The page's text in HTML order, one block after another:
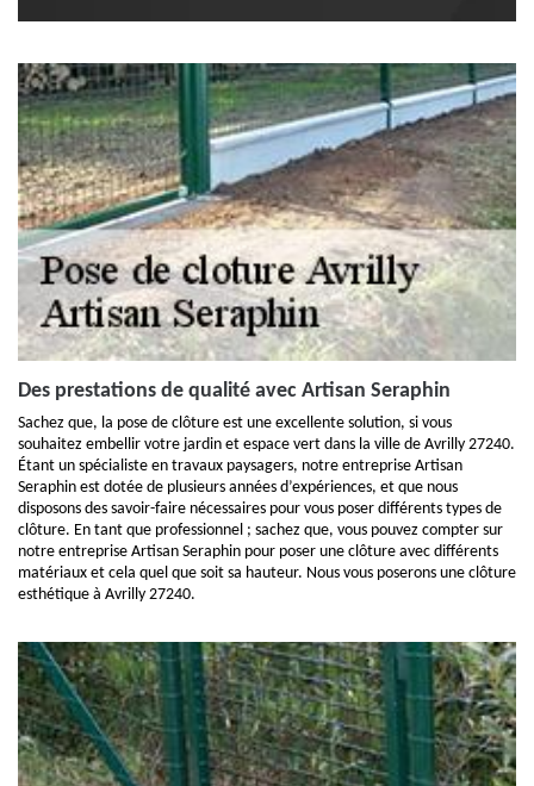
Des prestations de qualité avec Artisan Seraphin
Sachez que, la pose de clôture est une excellente solution, si vous
souhaitez embellir votre jardin et espace vert dans la ville de Avrilly 27240.
Étant un spécialiste en travaux paysagers, notre entreprise Artisan
Seraphin est dotée de plusieurs années d’expériences, et que nous
disposons des savoir-faire nécessaires pour vous poser différents types de
clôture. En tant que professionnel ; sachez que, vous pouvez compter sur
notre entreprise Artisan Seraphin pour poser une clôture avec différents
matériaux et cela quel que soit sa hauteur. Nous vous poserons une clôture
esthétique à Avrilly 27240.